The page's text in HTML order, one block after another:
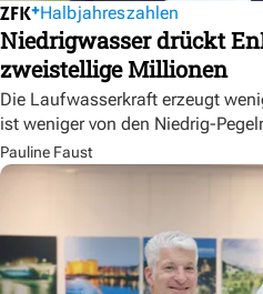
Halbjahreszahlen
Niedrigwasser drückt
zweistellige Millionen
Die Laufwasserkraft erzeugt
ist weniger von den Niedrig-
Pauline Faust